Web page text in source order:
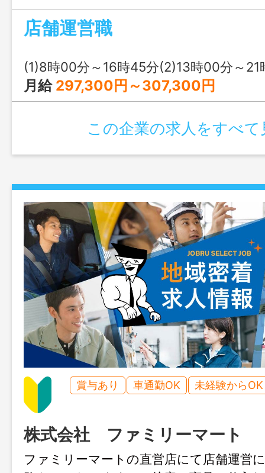
務） 【変更範囲：なし】
店舗運営職
(1)8時00分～16時45分(2)13時00分～21時45分又は 0時 00分 ～
月給 297,300円～307,300円
この企業の求人をすべて
賞与あり 車通勤OK 未経験からOK
株式会社 ファミリーマート
ファミリーマートの直営店にて店舗運営